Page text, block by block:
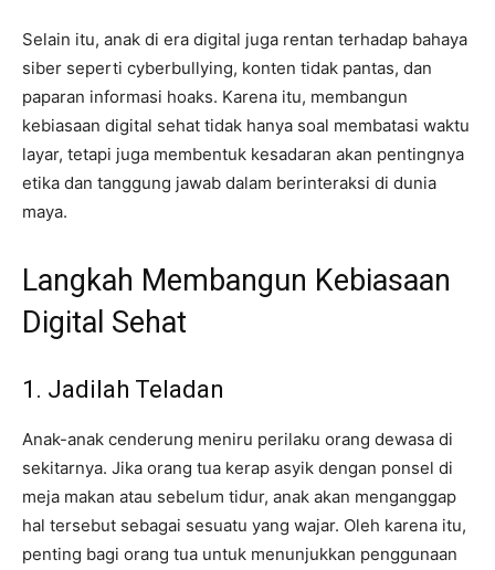
Selain itu, anak di era digital juga rentan terhadap bahaya
siber seperti cyberbullying, konten tidak pantas, dan
paparan informasi hoaks. Karena itu, membangun
kebiasaan digital sehat tidak hanya soal membatasi waktu
layar, tetapi juga membentuk kesadaran akan pentingnya
etika dan tanggung jawab dalam berinteraksi di dunia
maya.
Langkah Membangun Kebiasaan
Digital Sehat
1. Jadilah Teladan
Anak-anak cenderung meniru perilaku orang dewasa di
sekitarnya. Jika orang tua kerap asyik dengan ponsel di
meja makan atau sebelum tidur, anak akan menganggap
hal tersebut sebagai sesuatu yang wajar. Oleh karena itu,
penting bagi orang tua untuk menunjukkan penggunaan